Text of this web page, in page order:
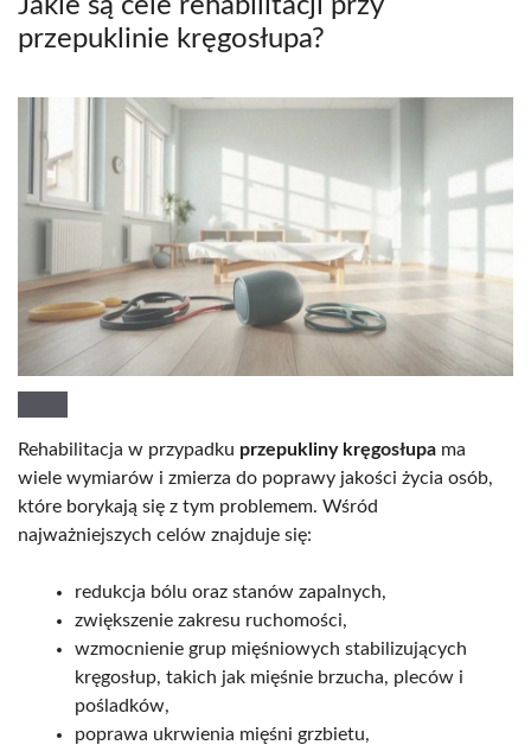
Jakie są cele rehabilitacji przy
przepuklinie kręgosłupa?
Rehabilitacja w przypadku przepukliny kręgosłupa ma
wiele wymiarów i zmierza do poprawy jakości życia osób,
które borykają się z tym problemem. Wśród
najważniejszych celów znajduje się:
redukcja bólu oraz stanów zapalnych,
zwiększenie zakresu ruchomości,
wzmocnienie grup mięśniowych stabilizujących
kręgosłup, takich jak mięśnie brzucha, pleców i
pośladków,
poprawa ukrwienia mięśni grzbietu,